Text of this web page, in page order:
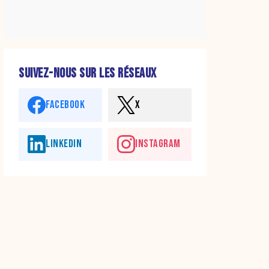
SUIVEZ-NOUS SUR LES RÉSEAUX
FACEBOOK X
LINKEDIN INSTAGRAM